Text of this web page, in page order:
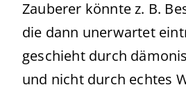
Zauberer könnte z. B.
die dann unerwartet
geschieht durch
und nicht durch echtes